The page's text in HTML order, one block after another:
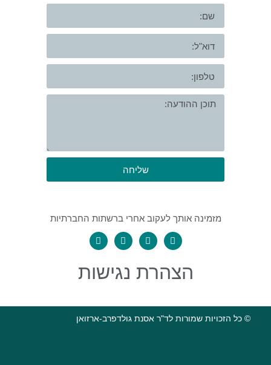
שליחה
מזמינה אותך לעקוב אחרי ברשתות החברתיות
הצהרת נגישות
© כל הזכויות שמורות לד"ר אסנת גולדפרב-ארזואן